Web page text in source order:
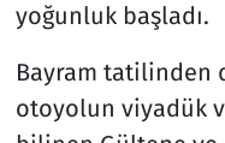
yoğunluk başladı.
Bayram tatilinden
otoyolun viyadük